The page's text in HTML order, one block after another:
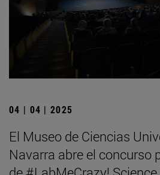
04 | 04 | 2025
El Museo de Ciencias
Navarra abre el concurso